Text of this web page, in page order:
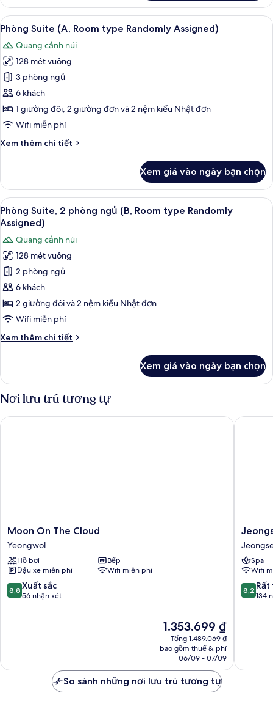
Phòng
Deluxe,
2
phòng
ngủ
(Room
type
Randomly
Assigned)
Xem
tất
cả
ảnh
Phòng
Suite
(A,
Room
Randomly
Phòng Suite (A, Room type
5
Phòng Suite (A, Room type Randomly Assigned)
Quang cảnh núi
128 mét vuông
3 phòng ngủ
6 khách
1 giường đôi, 2 giường đơn và 2 nệm kiểu Nhật đơn
Wifi miễn phí
Xem thêm chi tiết
Chi
Phòng
Suite
(A,
Room
type
Randomly
Assigned)
Xem giá vào ngày bạn chọn
Xem
tất
ảnh
Phòng
Suite,
2
phòng
ngủ
Room
Assigned)
Phòng Suite, 2 phòng ngủ (B,
5
Phòng Suite, 2 phòng ngủ (B, Room type Randomly
Assigned)
Quang cảnh núi
128 mét vuông
2 phòng ngủ
6 khách
2 giường đôi và 2 nệm kiểu Nhật đơn
Wifi miễn phí
Xem thêm chi tiết
Chi
Phòng
Suite,
2
phòng
ngủ
Xem giá vào ngày bạn chọn
Nơi lưu trú tương tự
Moon
On
The
Cloud
Yeongwol
Moon On The Cloud
Yeongwol
Hồ bơi
Bếp
Đậu xe miễn phí
Wifi miễn phí
8.8
trên
8,8 Xuất sắc
56 nhận xét
Giá
hiện
tại
1.353.699 ₫
1.353.699 ₫
Tổng 1.489.069 ₫
bao gồm thuế & phí
06/09 - 07/09
Moon On The Cloud
JS
Grand
Palace
Hotel
Spa
Wifi
8.2
trên
8,2 Rất
134
So sánh những nơi lưu trú tương tự